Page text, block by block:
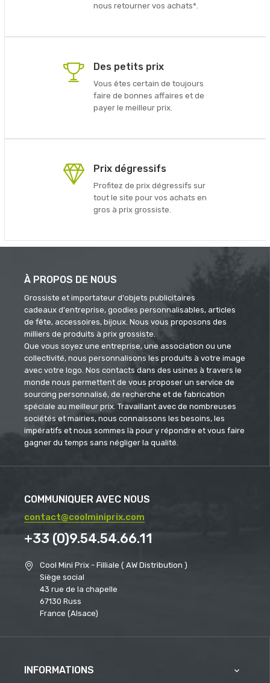
nous retourner vos achats*.
Des petits prix
Vous êtes certain de toujours
faire de bonnes affaires et de
payer le meilleur prix.
Prix dégressifs
Profitez de prix dégressifs sur
tout le site pour vos achats en
gros à prix grossiste.
À PROPOS DE NOUS
Grossiste et importateur d'objets publicitaires
cadeaux d'entreprise, goodies personnalisables, articles
de fête, accessoires, bijoux. Nous vous proposons des
milliers de produits à prix grossiste.
Que vous soyez une entreprise, une association ou une
collectivité, nous personnalisons les produits à votre image
avec votre logo. Nos contacts dans des usines à travers le
monde nous permettent de vous proposer un service de
sourcing personnalisé, de recherche et de fabrication
spéciale au meilleur prix. Travaillant avec de nombreuses
sociétés et mairies, nous connaissons les besoins, les
impératifs et nous sommes là pour y répondre et vous faire
gagner du temps sans négliger la qualité.
COMMUNIQUER AVEC NOUS
contact@coolminiprix.com
+33 (0)9.54.54.66.11
Cool Mini Prix - Filliale ( AW Distribution )
Siège social
43 rue de la chapelle
67130 Russ
France (Alsace)
INFORMATIONS 